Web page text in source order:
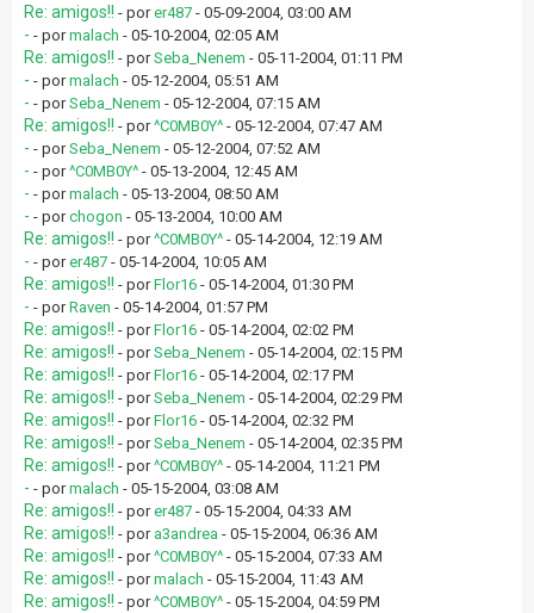
Re: amigos!! - porer487 - 05-09-2004, 03:00 AM
- - pormalach - 05-10-2004, 02:05 AM
Re: amigos!! - porSeba_Nenem - 05-11-2004, 01:11 PM
- - pormalach - 05-12-2004, 05:51 AM
- - porSeba_Nenem - 05-12-2004, 07:15 AM
Re: amigos!! - por^C0MB0Y^ - 05-12-2004, 07:47 AM
- - porSeba_Nenem - 05-12-2004, 07:52 AM
- - por^C0MB0Y^ - 05-13-2004, 12:45 AM
- - pormalach - 05-13-2004, 08:50 AM
- - porchogon - 05-13-2004, 10:00 AM
Re: amigos!! - por^C0MB0Y^ - 05-14-2004, 12:19 AM
- - porer487 - 05-14-2004, 10:05 AM
Re: amigos!! - porFlor16 - 05-14-2004, 01:30 PM
- - porRaven - 05-14-2004, 01:57 PM
Re: amigos!! - porFlor16 - 05-14-2004, 02:02 PM
Re: amigos!! - porSeba_Nenem - 05-14-2004, 02:15 PM
Re: amigos!! - porFlor16 - 05-14-2004, 02:17 PM
Re: amigos!! - porSeba_Nenem - 05-14-2004, 02:29 PM
Re: amigos!! - porFlor16 - 05-14-2004, 02:32 PM
Re: amigos!! - porSeba_Nenem - 05-14-2004, 02:35 PM
Re: amigos!! - por^C0MB0Y^ - 05-14-2004, 11:21 PM
- - pormalach - 05-15-2004, 03:08 AM
Re: amigos!! - porer487 - 05-15-2004, 04:33 AM
Re: amigos!! - por a3andrea - 05-15-2004, 06:36 AM
Re: amigos!! - por^C0MB0Y^ - 05-15-2004, 07:33 AM
Re: amigos!! - pormalach - 05-15-2004, 11:43 AM
Re: amigos!! - por^C0MB0Y^ - 05-15-2004, 04:59 PM